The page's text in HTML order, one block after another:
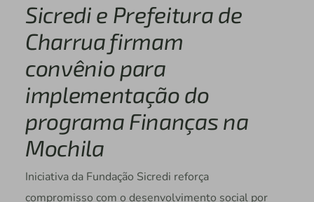
Sicredi e Prefeitura de
Charrua firmam
convênio para
implementação do
programa Finanças na
Mochila
Iniciativa da Fundação Sicredi reforça
compromisso com o desenvolvimento social por